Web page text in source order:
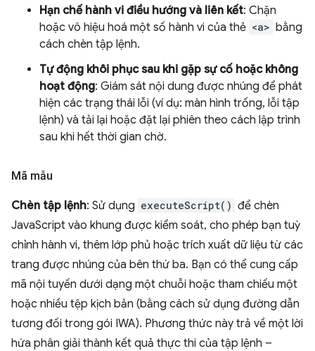
Hạn chế hành vi điều hướng và liên kết: Chặn
hoặc vô hiệu hoá một số hành vi của thẻ <a> bằng
cách chèn tập lệnh.
Tự động khôi phục sau khi gặp sự cố hoặc không
hoạt động: Giám sát nội dung được nhúng để phát
hiện các trạng thái lỗi (ví dụ: màn hình trống, lỗi tập
lệnh) và tải lại hoặc đặt lại phiên theo cách lập trình
sau khi hết thời gian chờ.
Mã mẫu
Chèn tập lệnh: Sử dụng executeScript() để chèn
JavaScript vào khung được kiểm soát, cho phép bạn tuỳ
chỉnh hành vi, thêm lớp phủ hoặc trích xuất dữ liệu từ các
trang được nhúng của bên thứ ba. Bạn có thể cung cấp
mã nội tuyến dưới dạng một chuỗi hoặc tham chiếu một
hoặc nhiều tệp kịch bản (bằng cách sử dụng đường dẫn
tương đối trong gói IWA). Phương thức này trả về một lời
hứa phân giải thành kết quả thực thi của tập lệnh –